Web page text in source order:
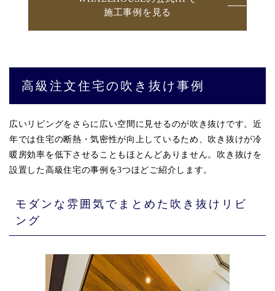
施工事例を見る
高級注文住宅の吹き抜け事例
広いリビングをさらに広い空間に見せるのが吹き抜けです。近
年では住宅の断熱・気密性が向上しているため、吹き抜けが冷
暖房効率を低下させることもほとんどありません。吹き抜けを
設置した高級住宅の事例を3つほどご紹介します。
モダンな雰囲気でまとめた吹き抜けリビ
ング